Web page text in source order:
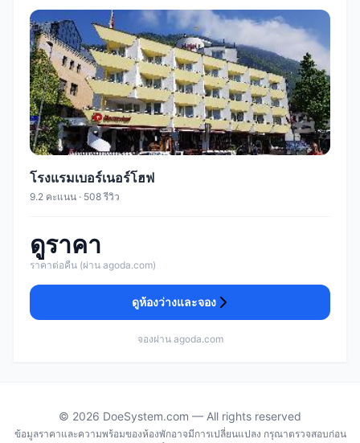
โรงแรมเบอร์เนอร์โฮฟ
9.2 คะแนน · 508 รีวิว
ดูราคา
ราคาต่อคืน (ผ่าน agoda.com)
ดูห้องว่างและจอง
จองผ่าน agoda.com
© 2026 DoeSystem.com — All rights reserved
ข้อมูลราคาและความพร้อมของห้องพักอาจมีการเปลี่ยนแปลง กรุณาตรวจสอบก่อน